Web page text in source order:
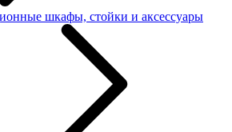
шкафы, стойки и аксессуары